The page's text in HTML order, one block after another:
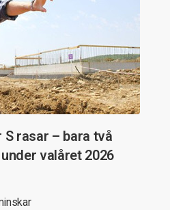
rasar – bara två
valåret 2026